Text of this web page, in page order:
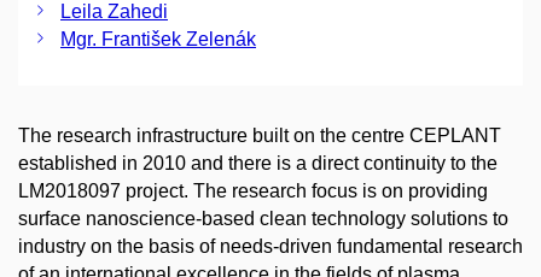
Leila Zahedi
Mgr. František Zelenák
The research infrastructure built on the centre CEPLANT
established in 2010 and there is a direct continuity to the
LM2018097 project. The research focus is on providing
surface nanoscience-based clean technology solutions to
industry on the basis of needs-driven fundamental research